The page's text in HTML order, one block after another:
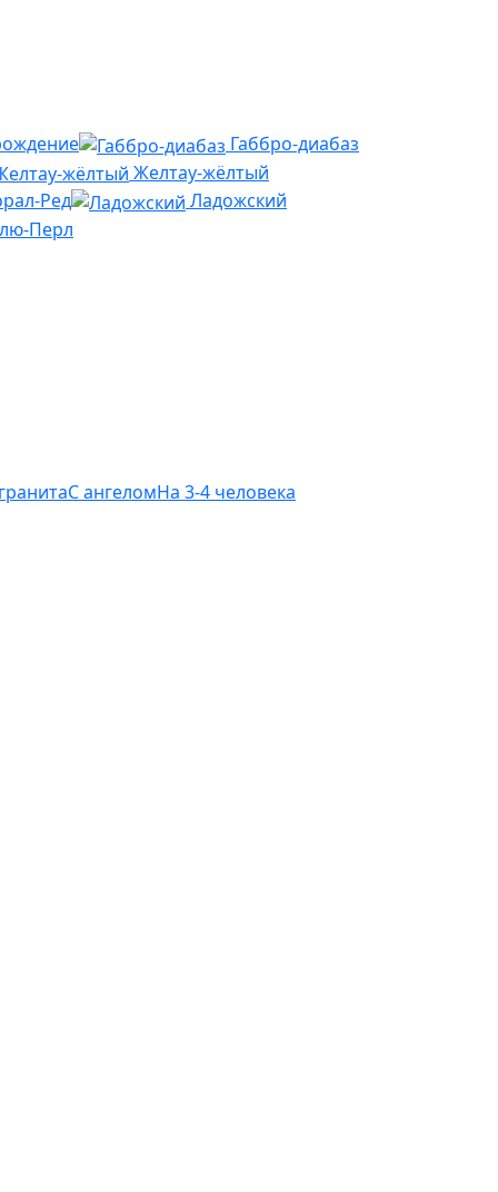
Габбро-диабаз
Желтау-жёлтый
Ред
Ладожский
Перл
С ангеломНа 3-4 человека